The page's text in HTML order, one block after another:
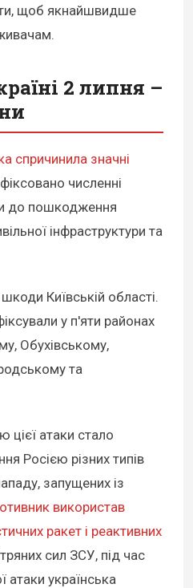
щоб якнайшвидше
2 липня –
спричинила значні
численні
до пошкодження
інфраструктури та
Київській області.
у п'яти районах
Обухівському,
та
цієї атаки стало
Росією різних типів
запущених із
використав
ракет і реактивних
сил ЗСУ, під час
атаки українська